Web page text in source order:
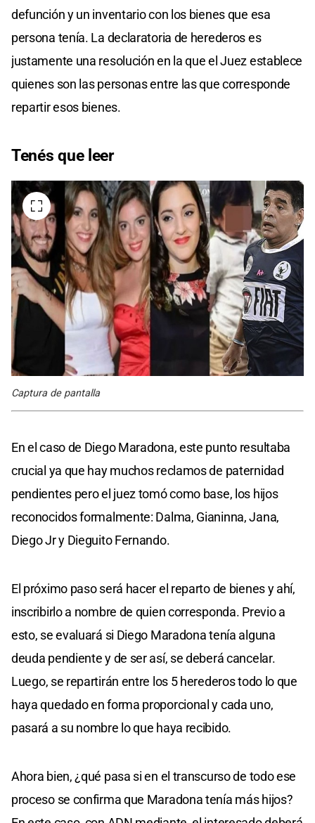
defunción y un inventario con los bienes que esa
persona tenía. La declaratoria de herederos es
justamente una resolución en la que el Juez establece
quienes son las personas entre las que corresponde
repartir esos bienes.
Tenés que leer
Captura de pantalla
En el caso de Diego Maradona, este punto resultaba
crucial ya que hay muchos reclamos de paternidad
pendientes pero el juez tomó como base, los hijos
reconocidos formalmente: Dalma, Gianinna, Jana,
Diego Jr y Dieguito Fernando.
El próximo paso será hacer el reparto de bienes y ahí,
inscribirlo a nombre de quien corresponda. Previo a
esto, se evaluará si Diego Maradona tenía alguna
deuda pendiente y de ser así, se deberá cancelar.
Luego, se repartirán entre los 5 herederos todo lo que
haya quedado en forma proporcional y cada uno,
pasará a su nombre lo que haya recibido.
Ahora bien, ¿qué pasa si en el transcurso de todo ese
proceso se confirma que Maradona tenía más hijos?